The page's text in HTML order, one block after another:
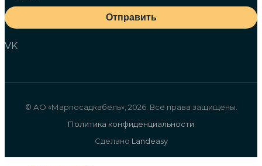
Отправить
VK
© АО «Марпосадкабель», 2026. Все права защищены.
Политика конфиденциальности
Сделано Landeasy